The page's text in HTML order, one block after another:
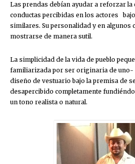
Las prendas debían ayudar a reforzar
conductas percibidas en los actores
similares. Su personalidad y en algunos
mostrarse de manera sutil.
La simplicidad de la vida de pueblo
familiarizada por ser originaria de
diseño de vestuario bajo la premisa de
desapercibido completamente
un tono realista o natural.